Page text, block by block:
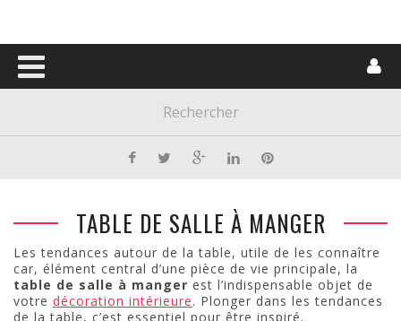
TABLE DE SALLE À MANGER
Les tendances autour de la table, utile de les connaître
car, élément central d’une pièce de vie principale, la
table de salle à manger est l’indispensable objet de
votre décoration intérieure. Plonger dans les tendances
de la table, c’est essentiel pour être inspiré.